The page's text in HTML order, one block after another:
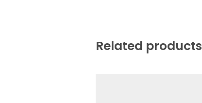
Related products